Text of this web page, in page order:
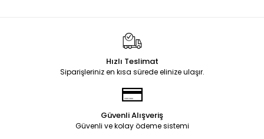
Hızlı Teslimat
Siparişleriniz en kısa sürede elinize ulaşır.
Güvenli Alışveriş
Güvenli ve kolay ödeme sistemi